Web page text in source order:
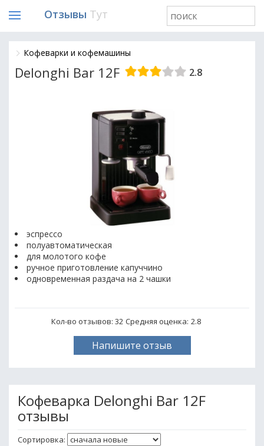
Отзывы Тут
Кофеварки и кофемашины
Delonghi Bar 12F 2.8
эспрессо
полуавтоматическая
для молотого кофе
ручное приготовление капуччино
одновременная раздача на 2 чашки
Кол-во отзывов: 32 Средняя оценка: 2.8
Напишите отзыв
Кофеварка Delonghi Bar 12F
отзывы
Сортировка: